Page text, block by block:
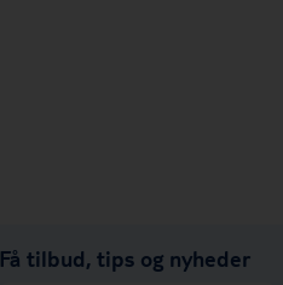
Få tilbud, tips og nyheder